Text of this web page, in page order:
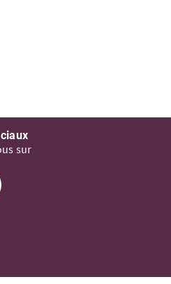
sur
nous sur Facebook